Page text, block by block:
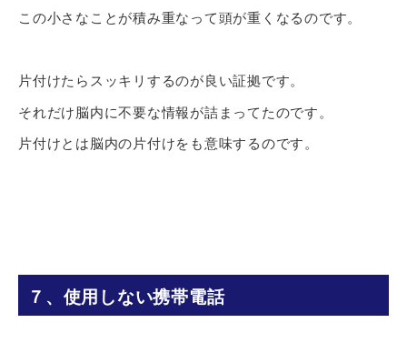
この小さなことが積み重なって頭が重くなるのです。
片付けたらスッキリするのが良い証拠です。
それだけ脳内に不要な情報が詰まってたのです。
片付けとは脳内の片付けをも意味するのです。
７、使用しない携帯電話